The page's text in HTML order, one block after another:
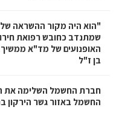
"הוא היה מקור ההשראה
שמתנדב כחובש רפואת
האופנועים של מד"א
בן ז"ל
חברת החשמל השלימה את
החשמל באזור גשר הירקון